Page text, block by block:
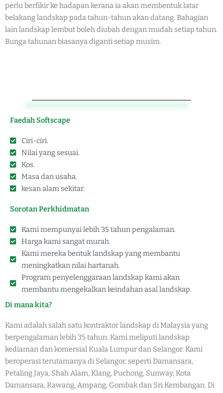
perlu berfikir ke hadapan kerana ia akan membentuk latar
belakang landskap pada tahun-tahun akan datang. Bahagian
lain landskap lembut boleh diubah dengan mudah setiap tahun.
Bunga tahunan biasanya diganti setiap musim.
Faedah Softscape
Ciri-ciri.
Nilai yang sesuai.
Kos.
Masa dan usaha.
kesan alam sekitar.
Sorotan Perkhidmatan
Kami mempunyai lebih 35 tahun pengalaman.
Harga kami sangat murah.
Kami mereka bentuk landskap yang membantu
meningkatkan nilai hartanah.
Program penyelenggaraan landskap kami akan
membantu mengekalkan keindahan asal landskap.
Di mana kita?
Kami adalah salah satu kontraktor landskap di Malaysia yang
berpengalaman lebih 35 tahun. Kami meliputi landskap
kediaman dan komersial Kuala Lumpur dan Selangor. Kami
beroperasi terutamanya di Selangor, seperti Damansara,
Petaling Jaya, Shah Alam, Klang, Puchong, Sunway, Kota
Damansara, Rawang, Ampang, Gombak dan Sri Kembangan. Di